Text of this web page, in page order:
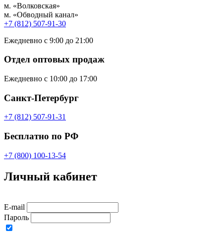
м. «Волковская»
м. «Обводный канал»
+7 (812) 507-91-30
Ежедневно с 9:00 до 21:00
Отдел оптовых продаж
Ежедневно с 10:00 до 17:00
Санкт-Петербург
+7 (812) 507-91-31
Бесплатно по РФ
+7 (800) 100-13-54
Личный кабинет
E-mail
Пароль